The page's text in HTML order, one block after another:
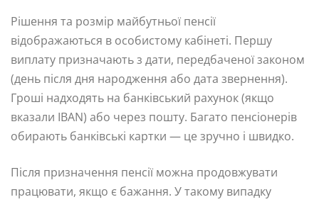
Рішення та розмір майбутньої пенсії
відображаються в особистому кабінеті. Першу
виплату призначають з дати, передбаченої законом
(день після дня народження або дата звернення).
Гроші надходять на банківський рахунок (якщо
вказали IBAN) або через пошту. Багато пенсіонерів
обирають банківські картки — це зручно і швидко.
Після призначення пенсії можна продовжувати
працювати, якщо є бажання. У такому випадку